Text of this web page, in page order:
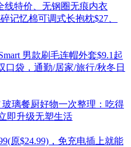
线特价、无钢圈无痕内衣
记忆棉可调式长抱枕$27、
男款刷毛连帽外套$9.1起
口袋，通勤/居家/旅行/秋冬日
璃餐厨好物一次整理：吃得
即升级无塑生活
原$24.99)，免充电插上就能